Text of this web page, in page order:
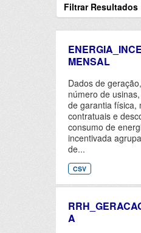
Filtrar Resultados
MENSAL
Dados de
número de
de garantia física,
contratuais e
consumo de
incentivada
de...
CSV
A